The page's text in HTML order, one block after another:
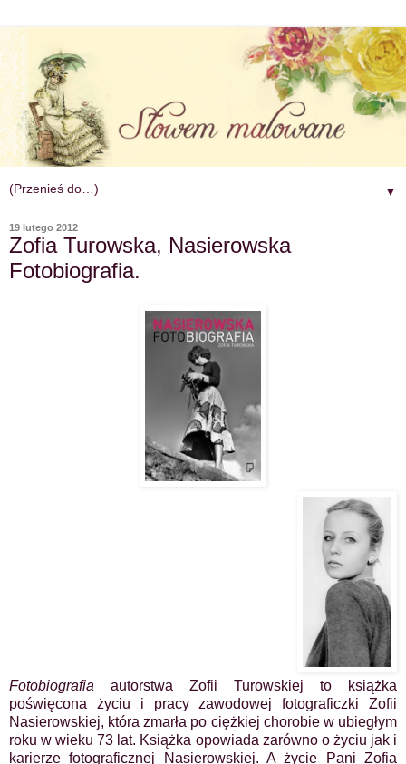
▼
19 lutego 2012
Zofia Turowska, Nasierowska
Fotobiografia.
Fotobiografia autorstwa Zofii Turowskiej
to książka
poświęcona życiu i pracy zawodowej fotograficzki Zofii
Nasierowskiej, która zmarła po ciężkiej chorobie w ubiegłym
roku w wieku 73 lat. Książka opowiada zarówno o życiu jak i
karierze fotograficznej Nasierowskiej. A życie Pani Zofia